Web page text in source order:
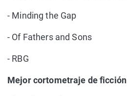
- Minding the Gap
- Of Fathers and Sons
- RBG
Mejor cortometraje de ficción